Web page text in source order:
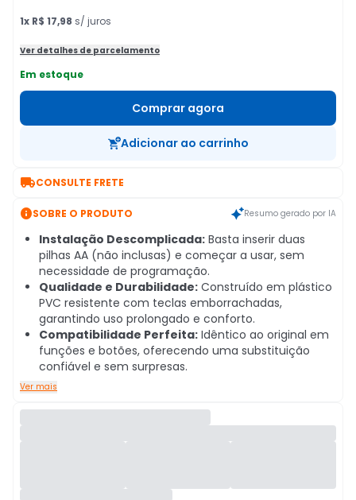
1x R$ 17,98 s/ juros
Ver detalhes de parcelamento
Em estoque
Comprar agora
Adicionar ao carrinho
CONSULTE FRETE
SOBRE O PRODUTO Resumo gerado por IA
Instalação Descomplicada: Basta inserir duas
pilhas AA (não inclusas) e começar a usar, sem
necessidade de programação.
Qualidade e Durabilidade: Construído em plástico
PVC resistente com teclas emborrachadas,
garantindo uso prolongado e conforto.
Compatibilidade Perfeita: Idêntico ao original em
funções e botões, oferecendo uma substituição
confiável e sem surpresas.
Ver mais